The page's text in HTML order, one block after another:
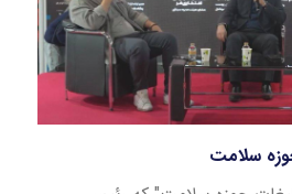
سلامت